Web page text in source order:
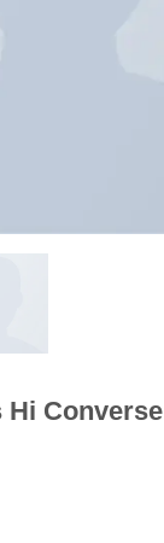
Hi Converse